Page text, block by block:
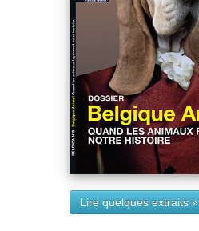
Lire quelques extraits »